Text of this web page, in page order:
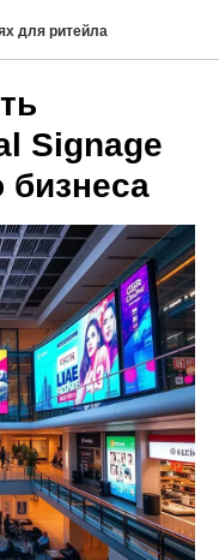
для ритейла
Signage
бизнеса